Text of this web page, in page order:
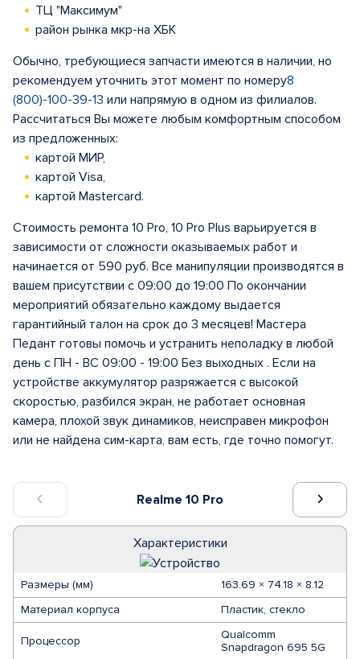
Realme 10 Pro
Характеристики
Размеры (мм)
163.69 × 74.18 × 8.12
Материал корпуса
Пластик, стекло
Процессор
Qualcomm
Snapdragon 695 5G
ТЦ "Максимум"
район рынка мкр-на ХБК
Обычно, требующиеся запчасти имеются в наличии, но
рекомендуем уточнить этот момент по номеру8
(800)-100-39-13 или напрямую в одном из филиалов.
Рассчитаться Вы можете любым комфортным способом
из предложенных:
картой МИР,
картой Visa,
картой Mastercard.
Стоимость ремонта 10 Pro, 10 Pro Plus варьируется в
зависимости от сложности оказываемых работ и
начинается от 590 руб. Все манипуляции производятся в
вашем присутствии с 09:00 до 19:00 По окончании
мероприятий обязательно каждому выдается
гарантийный талон на срок до 3 месяцев! Мастера
Педант готовы помочь и устранить неполадку в любой
день с ПН - ВС 09:00 - 19:00 Без выходных . Если на
устройстве аккумулятор разряжается с высокой
скоростью, разбился экран, не работает основная
камера, плохой звук динамиков, неисправен микрофон
или не найдена сим-карта, вам есть, где точно помогут.